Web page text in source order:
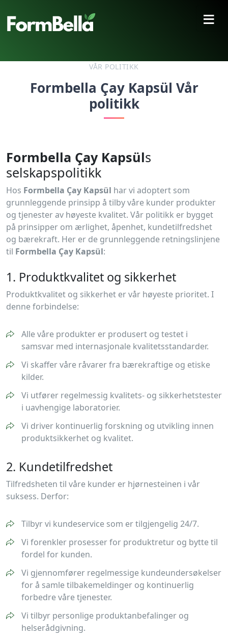
≡
VÅR POLITIKK
Formbella Çay Kapsül Vår
politikk
Formbella Çay Kapsüls
selskapspolitikk
Hos Formbella Çay Kapsül har vi adoptert som
grunnleggende prinsipp å tilby våre kunder produkter
og tjenester av høyeste kvalitet. Vår politikk er bygget
på prinsipper om ærlighet, åpenhet, kundetilfredshet
og bærekraft. Her er de grunnleggende retningslinjene
til Formbella Çay Kapsül:
1. Produktkvalitet og sikkerhet
Produktkvalitet og sikkerhet er vår høyeste prioritet. I
denne forbindelse:
Alle våre produkter er produsert og testet i
samsvar med internasjonale kvalitetsstandarder.
Vi skaffer våre råvarer fra bærekraftige og etiske
kilder.
Vi utfører regelmessig kvalitets- og sikkerhetstester
i uavhengige laboratorier.
Vi driver kontinuerlig forskning og utvikling innen
produktsikkerhet og kvalitet.
2. Kundetilfredshet
Tilfredsheten til våre kunder er hjørnesteinen i vår
suksess. Derfor:
Tilbyr vi kundeservice som er tilgjengelig 24/7.
Vi forenkler prosesser for produktretur og bytte til
fordel for kunden.
Vi gjennomfører regelmessige kundeundersøkelser
for å samle tilbakemeldinger og kontinuerlig
forbedre våre tjenester.
Vi tilbyr personlige produktanbefalinger og
helserådgivning.